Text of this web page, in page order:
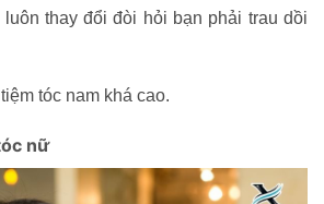
thay đổi đòi hỏi bạn phải trau dồi
tóc nam khá cao.
nữ